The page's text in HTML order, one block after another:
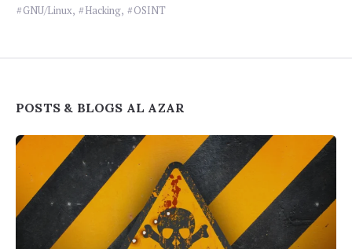
GNU/Linux, Hacking, OSINT
Widgets
POSTS & BLOGS AL AZAR